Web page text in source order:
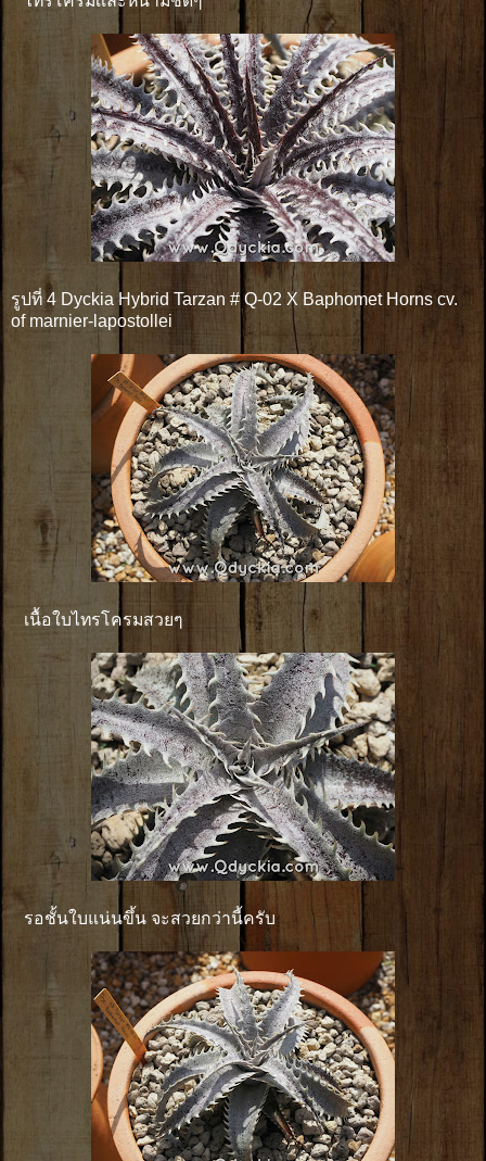
รูปที่ 4 Dyckia Hybrid Tarzan # Q-02 X Baphomet Horns cv.
of marnier-lapostollei
เนื้อใบไทรโครมสวยๆ
รอชั้นใบแน่นขึ้น จะสวยกว่านี้ครับ